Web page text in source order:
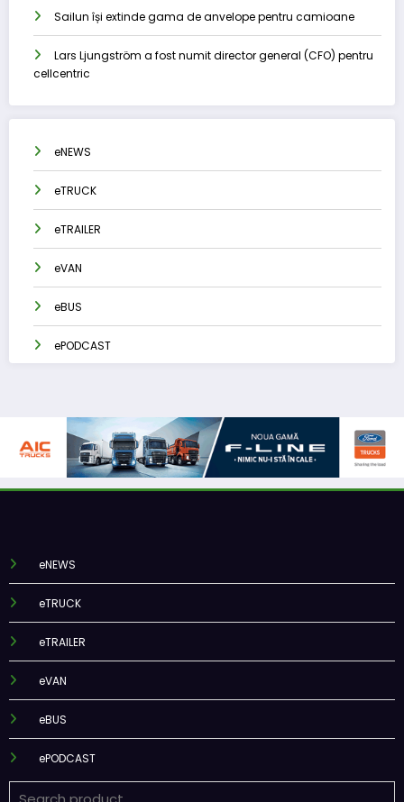
Sailun își extinde gama de anvelope pentru camioane
Lars Ljungström a fost numit director general (CFO) pentru
cellcentric
eNEWS
eTRUCK
eTRAILER
eVAN
eBUS
ePODCAST
eNEWS
eTRUCK
eTRAILER
eVAN
eBUS
ePODCAST